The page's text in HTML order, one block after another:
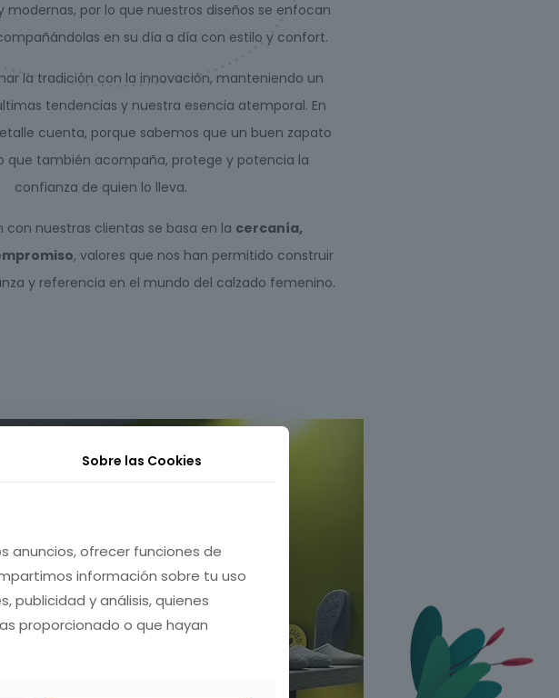
modernas, por lo que nuestros diseños se enfocan
en su día a día con estilo y confort.
la tradición con la innovación, manteniendo un
tendencias y nuestra esencia atemporal. En
cuenta, porque sabemos que un buen zapato
que también acompaña, protege y potencia la
confianza de quien lo lleva.
con nuestras clientas se basa en la cercanía,
, valores que nos han permitido construir
y referencia en el mundo del calzado femenino.
Sobre las Cookies
anuncios, ofrecer funciones de
información sobre tu uso
publicidad y análisis, quienes
proporcionado o que hayan